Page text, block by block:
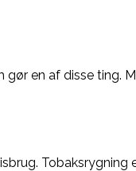
en af disse ting.
Tobaksrygning